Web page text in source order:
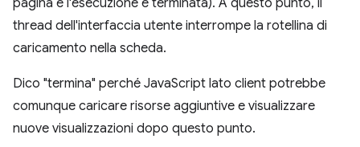
thread dell'interfaccia utente interrompe la rotellina di
caricamento nella scheda.
Dico "termina" perché JavaScript lato client potrebbe
comunque caricare risorse aggiuntive e visualizzare
nuove visualizzazioni dopo questo punto.